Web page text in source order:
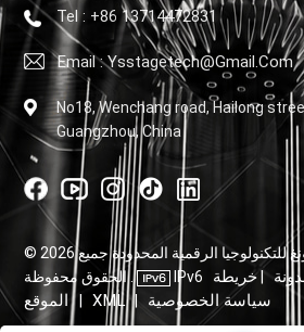
Tel : +86 13714472831
Email : Ysstagetech@gmail.com
No18, Wenchang road, Hailong
Guangzhou, China
© 2026 شركة قوانغتشو يوتشونغ للتكنولوجيا الرقمية المحدودة جميع
الحقوق محفوظة .
خريطة
الموقع
XML | سياسة الخصوصية